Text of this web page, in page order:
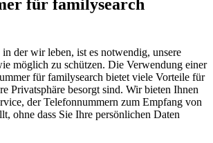
für familysearch
der wir leben, ist es notwendig, unsere
möglich zu schützen. Die Verwendung einer
für familysearch bietet viele Vorteile für
Privatsphäre besorgt sind. Wir bieten Ihnen
der Telefonnummern zum Empfang von
ohne dass Sie Ihre persönlichen Daten